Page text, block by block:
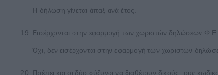
Η δήλωση γίνεται άπαξ ανά έτος.
Εισέρχονται στην εφαρμογή των χωριστών δηλώσεων
Όχι, δεν εισέρχονται στην εφαρμογή των χωριστών
Πρέπει και οι δύο σύζυγοι να διαθέτουν δικούς τους